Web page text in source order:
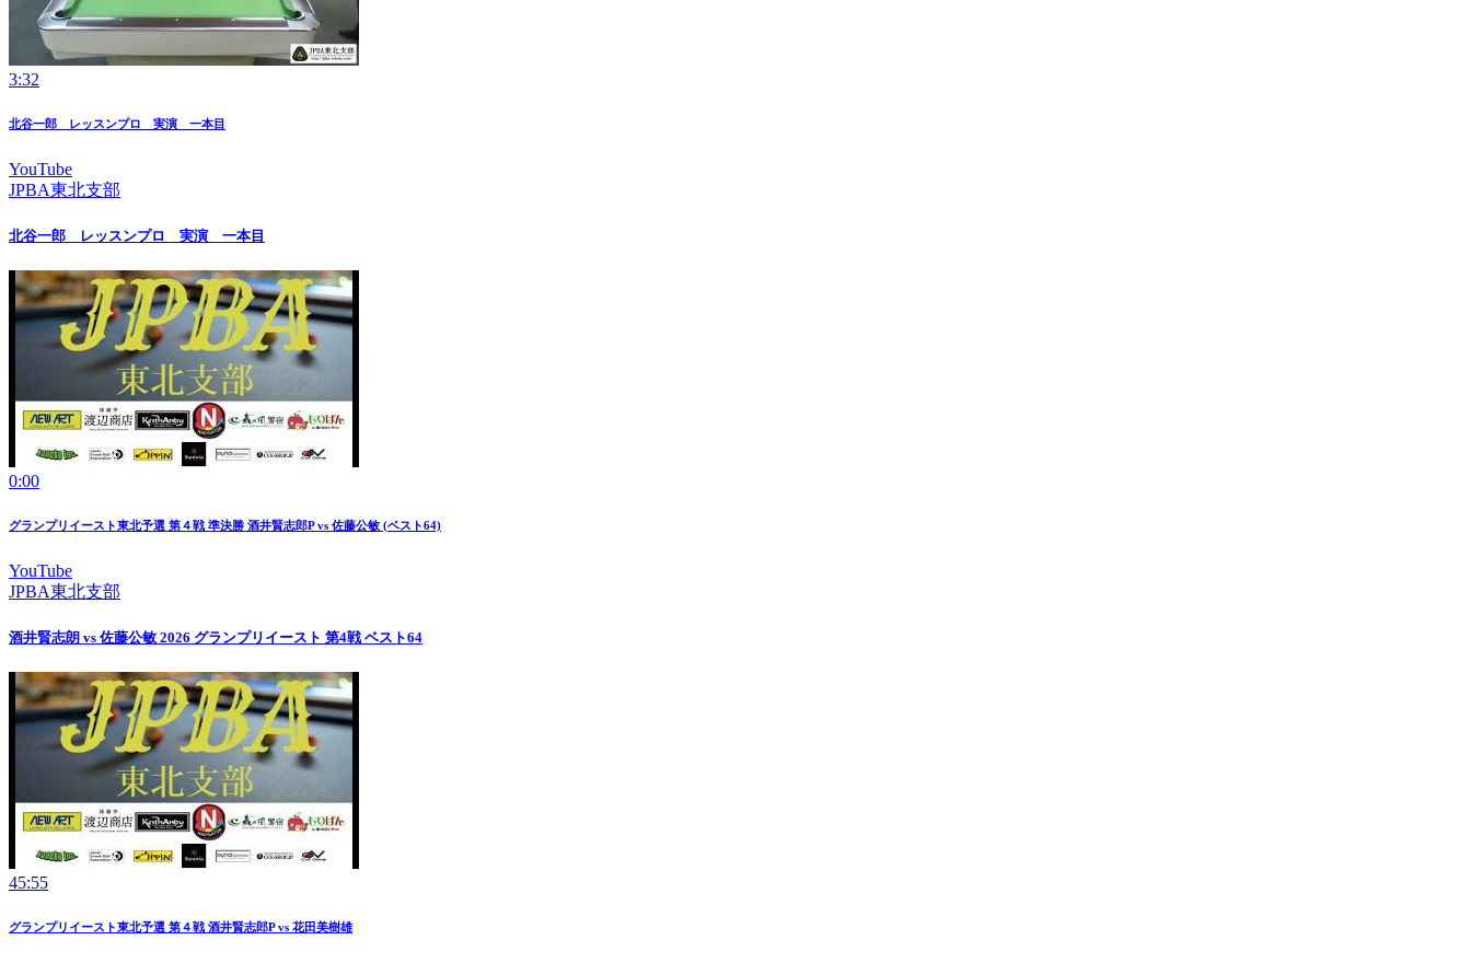
3:32
北谷一郎 レッスンプロ 実演 一本目
YouTube
JPBA東北支部
北谷一郎 レッスンプロ 実演 一本目
0:00
グランプリイースト東北予選 第４戦 準決勝 酒井賢志郎P vs 佐藤公敏 (ベスト64)
YouTube
JPBA東北支部
酒井賢志朗 vs 佐藤公敏 2026 グランプリイースト 第4戦 ベスト64
45:55
グランプリイースト東北予選 第４戦 酒井賢志郎P vs 花田美樹雄